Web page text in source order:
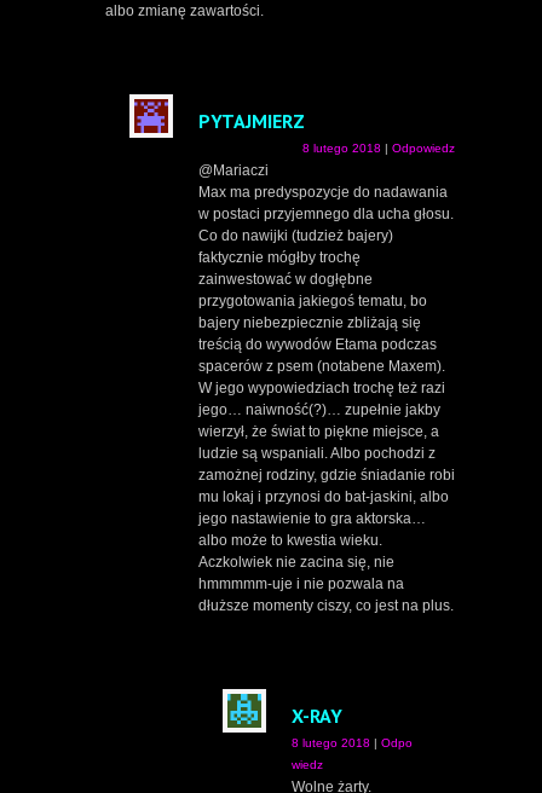
albo zmianę zawartości.
PYTAJMIERZ
8 lutego 2018 Odpowiedz
@Mariaczi
Max ma predyspozycje do nadawania
w postaci przyjemnego dla ucha głosu.
Co do nawijki (tudzież bajery)
faktycznie mógłby trochę
zainwestować w dogłębne
przygotowania jakiegoś tematu, bo
bajery niebezpiecznie zbliżają się
treścią do wywodów Etama podczas
spacerów z psem (notabene Maxem).
W jego wypowiedziach trochę też razi
jego… naiwność(?)… zupełnie jakby
wierzył, że świat to piękne miejsce, a
ludzie są wspaniali. Albo pochodzi z
zamożnej rodziny, gdzie śniadanie robi
mu lokaj i przynosi do bat-jaskini, albo
jego nastawienie to gra aktorska…
albo może to kwestia wieku.
Aczkolwiek nie zacina się, nie
hmmmmm-uje i nie pozwala na
dłuższe momenty ciszy, co jest na plus.
X-RAY
8 lutego 2018
Odpo
wiedz
Wolne żarty.